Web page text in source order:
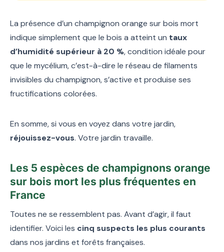
La présence d’un champignon orange sur bois mort
indique simplement que le bois a atteint un taux
d’humidité supérieur à 20 %, condition idéale pour
que le mycélium, c’est-à-dire le réseau de filaments
invisibles du champignon, s’active et produise ses
fructifications colorées.
En somme, si vous en voyez dans votre jardin,
réjouissez-vous. Votre jardin travaille.
Les 5 espèces de champignons orange
sur bois mort les plus fréquentes en
France
Toutes ne se ressemblent pas. Avant d’agir, il faut
identifier. Voici les cinq suspects les plus courants
dans nos jardins et forêts françaises.